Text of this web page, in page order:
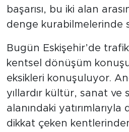
başarısı, bu iki alan
denge kurabilmelerinde
Bugün Eskişehir’de
kentsel dönüşüm
eksikleri konuşuluyor.
yıllardır kültür, sanat ve
alanındaki yatırımlarıyla
dikkat çeken